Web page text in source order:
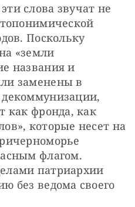
слова звучат не
Поскольку
«земли
названия и
заменены в
декоммунизации,
как фронда, как
которые несет на
флагом.
патриархии
без ведома своего